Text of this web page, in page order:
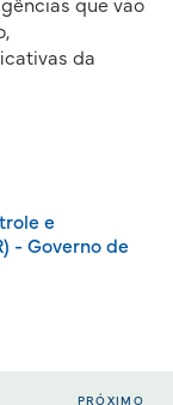
que vão
da
e
- Governo de
PRÓXIMO